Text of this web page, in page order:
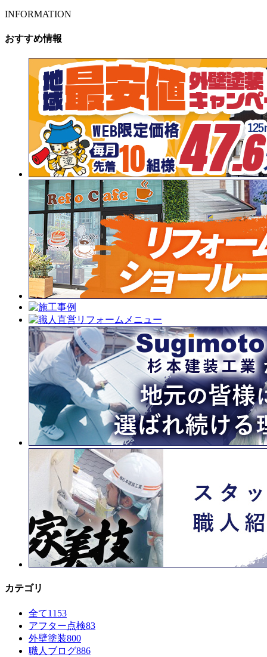
INFORMATION
おすすめ情報
カテゴリ
全て1153
アフター点検83
外壁塗装800
職人ブログ886